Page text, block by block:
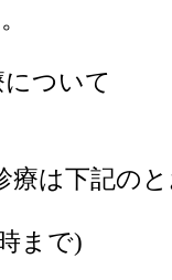
ついて
は下記の
まで)